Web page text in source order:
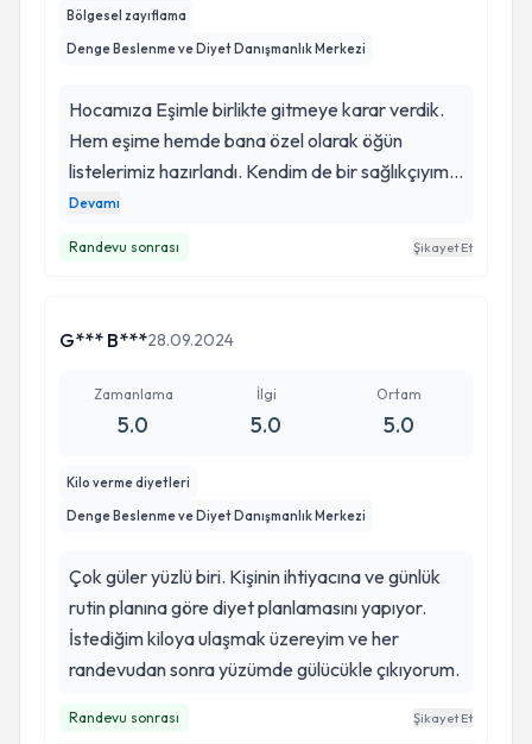
Bölgesel zayıflama
Denge Beslenme ve Diyet Danışmanlık Merkezi
Hocamıza Eşimle birlikte gitmeye karar verdik.
Hem eşime hemde bana özel olarak öğün
listelerimiz hazırlandı. Kendim de bir sağlıkçıyım.
Bir sağlıkçı olarak kan testi istemesi işini hakkıyla
Devamı
Randevu sonrası Şikayet Et
G*** B***28.09.2024
Zamanlama
5.0
İlgi
5.0
Ortam
5.0
Kilo verme diyetleri
Denge Beslenme ve Diyet Danışmanlık Merkezi
Çok güler yüzlü biri. Kişinin ihtiyacına ve günlük
rutin planına göre diyet planlamasını yapıyor.
İstediğim kiloya ulaşmak üzereyim ve her
randevudan sonra yüzümde gülücükle çıkıyorum.
Randevu sonrası Şikayet Et